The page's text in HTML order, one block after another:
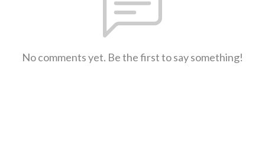
No comments yet. Be the first to say something!